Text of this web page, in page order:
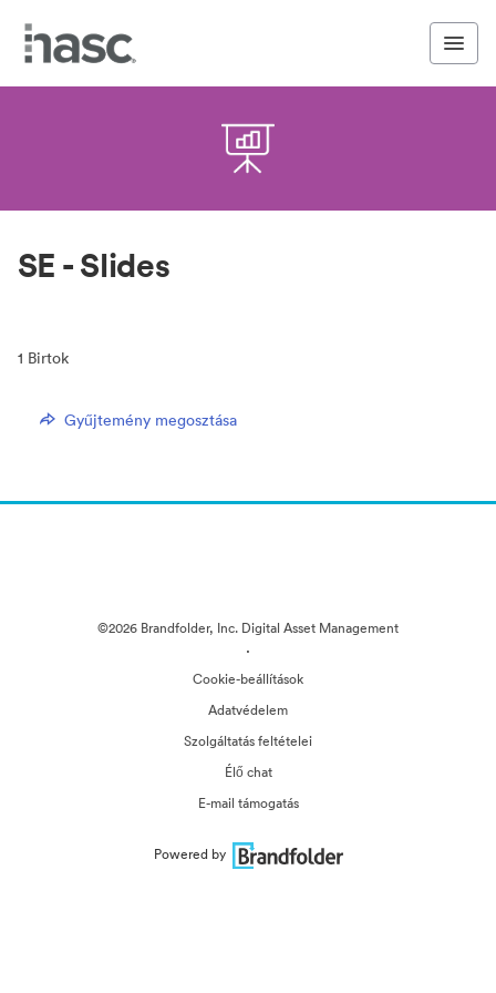
SE - Slides
1 Birtok
Gyűjtemény megosztása
©2026 Brandfolder, Inc. Digital Asset Management
·
Cookie-beállítások
Adatvédelem
Szolgáltatás feltételei
Élő chat
E-mail támogatás
Powered by